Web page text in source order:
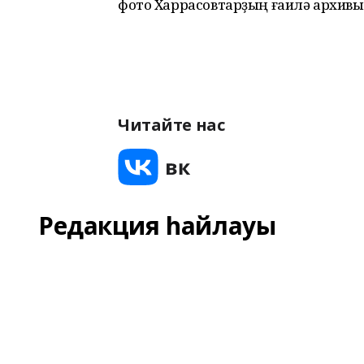
фото Харрасовтарҙың ғаилә
Читайте нас
Редакция һайлауы